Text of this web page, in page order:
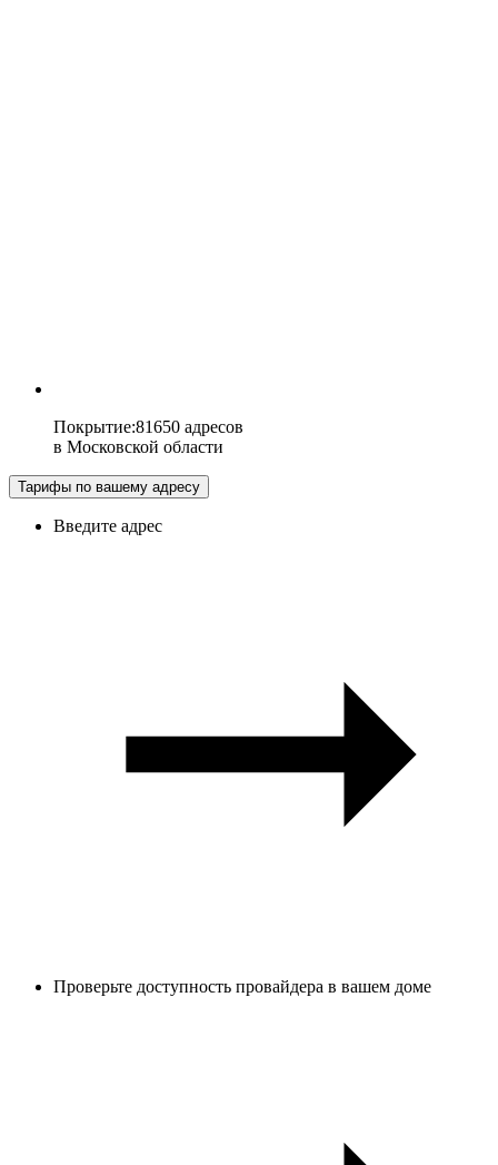
Покрытие:81650 адресов
в Московской области
Тарифы по вашему адресу
Введите адрес
Проверьте доступность провайдера в вашем доме